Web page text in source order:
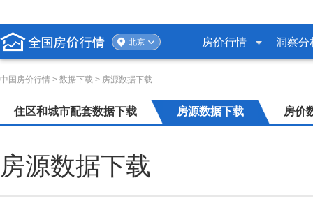
北京 房价行情 洞察分
中国房价行情 > 数据下载 > 房源数据下载
住区和城市配套数据下载 房源数据下载 房价
房源数据下载